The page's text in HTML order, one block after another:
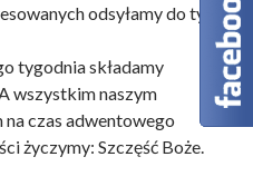
odsyłamy do tych
tygodnia składamy
wszystkim naszym
czas adwentowego
życzymy: Szczęść Boże.